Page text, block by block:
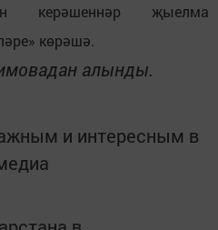
керәшеннәр җыелма
көрәшә.
алынды.
и интересным в